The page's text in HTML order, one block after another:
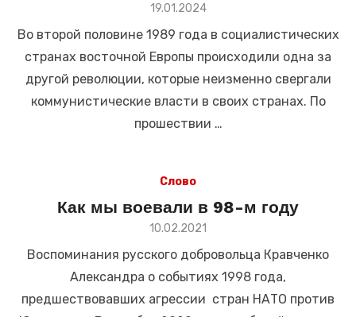
Размещено
19.01.2024
Во второй половине 1989 года в социалистических
странах восточной Европы происходили одна за
другой революции, которые неизменно свергали
коммунистические власти в своих странах. По
прошествии …
Слово
Как мы воевали в 98-м году
Размещено
10.02.2021
Воспоминания русского добровольца Кравченко
Александра о событиях 1998 года,
предшествовавших агрессии стран НАТО против